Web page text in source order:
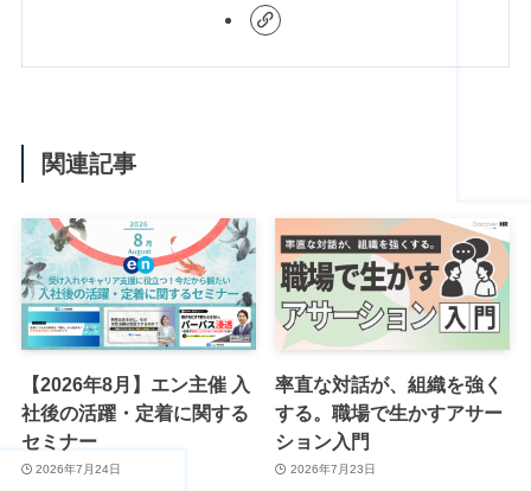
関連記事
【2026年8月】エン主催 入
社後の活躍・定着に関する
セミナー
2026年7月24日
率直な対話が、組織を強く
する。職場で生かすアサー
ション入門
2026年7月23日